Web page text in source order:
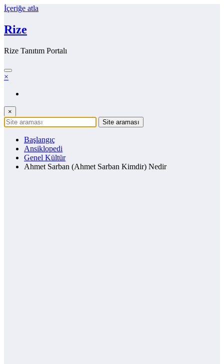
İçeriğe atla
Rize
Rize Tanıtım Portalı
×
×
Başlangıç
Ansiklopedi
Genel Kültür
Ahmet Sarban (Ahmet Sarban Kimdir) Nedir